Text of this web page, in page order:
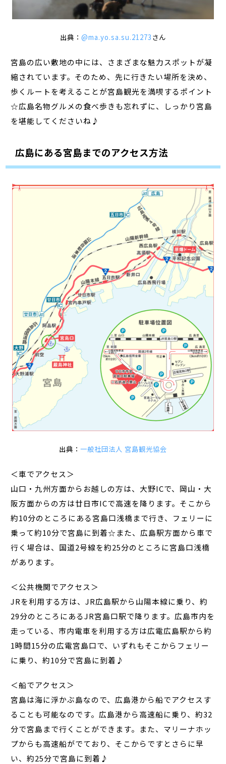
出典： @ma.yo.sa.su.21273 さん
宮島の広い敷地の中には、さまざまな魅力スポットが凝
縮されています。そのため、先に行きたい場所を決め、
歩くルートを考えることが宮島観光を満喫するポイント
☆広島名物グルメの食べ歩きも忘れずに、しっかり宮島
を堪能してくださいね♪
広島にある宮島までのアクセス方法
出典： 一般社団法人 宮島観光協会
＜車でアクセス＞
山口・九州方面からお越しの方は、大野ICで、岡山・大
阪方面からの方は廿日市ICで高速を降ります。そこから
約10分のところにある宮島口浅橋まで行き、フェリーに
乗って約10分で宮島に到着☆また、広島駅方面から車で
行く場合は、国道2号線を約25分のところに宮島口浅橋
があります。
＜公共機関でアクセス＞
JRを利用する方は、JR広島駅から山陽本線に乗り、約
29分のところにあるJR宮島口駅で降ります。広島市内を
走っている、市内電車を利用する方は広電広島駅から約
1時間15分の広電宮島口で、いずれもそこからフェリー
に乗り、約10分で宮島に到着♪
＜船でアクセス＞
宮島は海に浮かぶ島なので、広島港から船でアクセスす
ることも可能なのです。広島港から高速船に乗り、約32
分で宮島まで行くことができます。また、マリーナホッ
プからも高速船がでており、そこからですとさらに早
い、約25分で宮島に到着♪